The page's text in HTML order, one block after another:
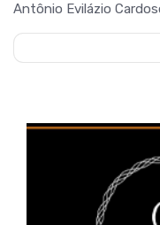
Antônio Evilázio